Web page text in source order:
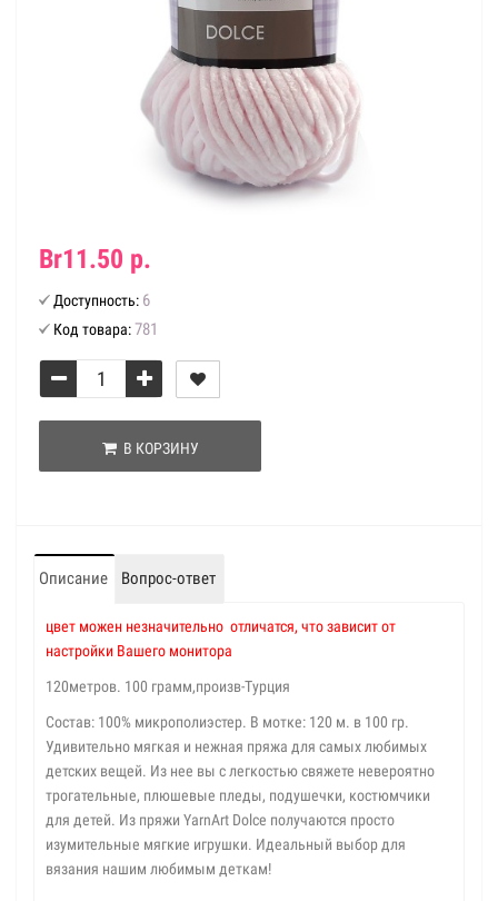
Br11.50 р.
Доступность: 6
Код товара:781
В КОРЗИНУ
Описание Вопрос-ответ
цвет можен незначительно отличатся, что зависит от
настройки Вашего монитора
120метров. 100 грамм,произв-Турция
Состав: 100% микрополиэстер. В мотке: 120 м. в 100 гр.
Удивительно мягкая и нежная пряжа для самых любимых
детских вещей. Из нее вы с легкостью свяжете невероятно
трогательные, плюшевые пледы, подушечки, костюмчики
для детей. Из пряжи YarnArt Dolce получаются просто
изумительные мягкие игрушки. Идеальный выбор для
вязания нашим любимым деткам!